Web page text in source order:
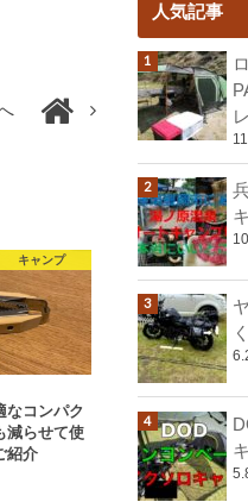
キャンプ
なコンパク
減らせて使
紹介
人気記事